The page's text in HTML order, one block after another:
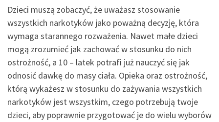
Dzieci muszą zobaczyć, że uważasz stosowanie
wszystkich narkotyków jako poważną decyzję, która
wymaga starannego rozważenia. Nawet małe dzieci
mogą zrozumieć jak zachować w stosunku do nich
ostrożność, a 10 – latek potrafi już nauczyć się jak
odnosić dawkę do masy ciała. Opieka oraz ostrożność,
którą wykażesz w stosunku do zażywania wszystkich
narkotyków jest wszystkim, czego potrzebują twoje
dzieci, aby poprawnie przygotować je do wielu wyborów